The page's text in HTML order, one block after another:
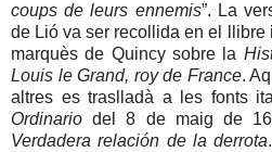
coups de leurs ennemis”. La
de Lió va ser recollida en el llibre
marquès de Quincy sobre la
Louis le Grand, roy de France.
altres es traslladà a les fonts
Ordinario del 8 de maig de
Verdadera relación de la derrota